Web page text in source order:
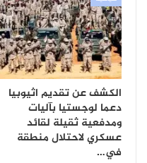
الكشف عن تقديم اثيوبيا
دعما لوجستيا بآليات
ومدفعية ثقيلة لقائد
عسكري لاحتلال منطقة
في…